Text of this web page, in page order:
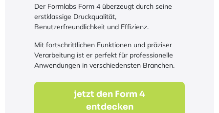
Der Formlabs Form 4 überzeugt durch seine
erstklassige Druckqualität,
Benutzerfreundlichkeit und Effizienz.
Mit fortschrittlichen Funktionen und präziser
Verarbeitung ist er perfekt für professionelle
Anwendungen in verschiedensten Branchen.
jetzt den Form 4
entdecken